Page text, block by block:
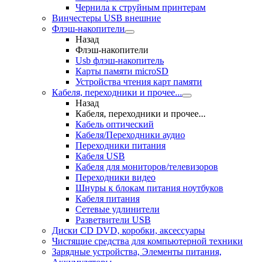
Чернила к струйным принтерам
Винчестеры USB внешние
Флэш-накопители
Назад
Флэш-накопители
Usb флэш-накопитель
Карты памяти microSD
Устройства чтения карт памяти
Кабеля, переходники и прочее...
Назад
Кабеля, переходники и прочее...
Кабель оптический
Кабеля/Переходники аудио
Переходники питания
Кабеля USB
Кабеля для мониторов/телевизоров
Переходники видео
Шнуры к блокам питания ноутбуков
Кабеля питания
Сетевые удлинители
Разветвители USB
Диски CD DVD, коробки, аксессуары
Чистящие средства для компьютерной техники
Зарядные устройства, Элементы питания,